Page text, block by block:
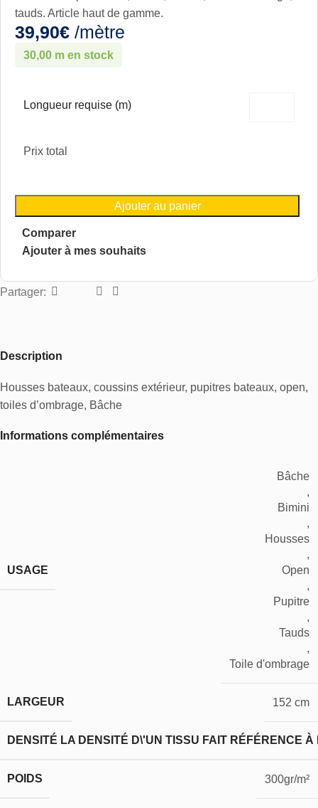
tauds. Article haut de gamme.
39,90€ /mètre
30,00 m en stock
Longueur requise (m)
Prix total
Ajouter au panier
Comparer
Ajouter à mes souhaits
Partager:
Description
Housses bateaux, coussins extérieur, pupitres bateaux, open,
toiles d’ombrage, Bâche
Informations complémentaires
USAGE
Bâche
,
Bimini
,
Housses
,
Open
,
Pupitre
,
Tauds
,
Toile d'ombrage
LARGEUR 152 cm
DENSITÉ LA DENSITÉ D\'UN TISSU FAIT RÉFÉRENCE
POIDS 300gr/m²